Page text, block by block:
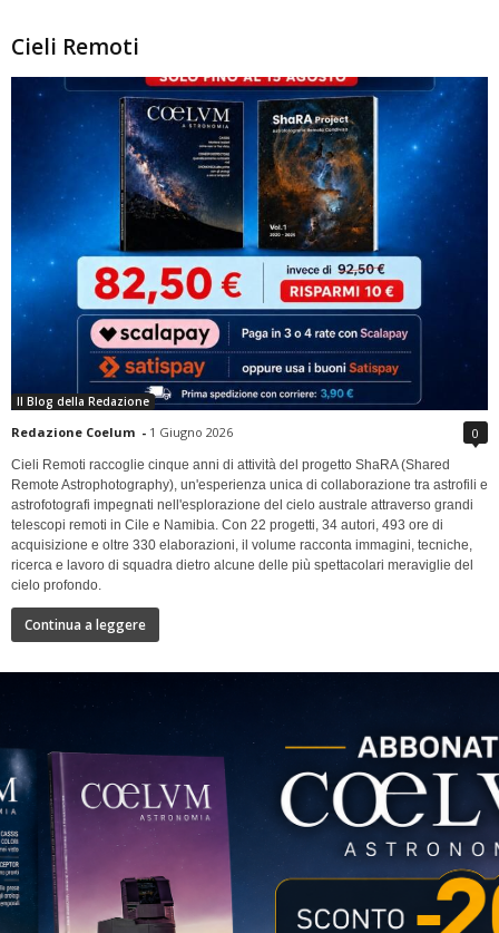
Cieli Remoti
Il Blog della Redazione
Redazione Coelum - 1 Giugno 2026 0
Cieli Remoti raccoglie cinque anni di attività del progetto ShaRA (Shared
Remote Astrophotography), un'esperienza unica di collaborazione tra astrofili e
astrofotografi impegnati nell'esplorazione del cielo australe attraverso grandi
telescopi remoti in Cile e Namibia. Con 22 progetti, 34 autori, 493 ore di
acquisizione e oltre 330 elaborazioni, il volume racconta immagini, tecniche,
ricerca e lavoro di squadra dietro alcune delle più spettacolari meraviglie del
cielo profondo.
Continua a leggere